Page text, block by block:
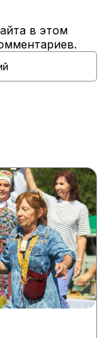
в этом